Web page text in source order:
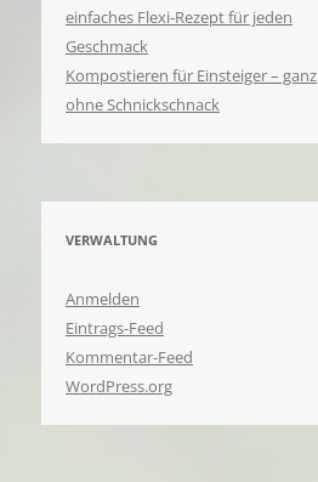
einfaches Flexi-Rezept für jeden
Geschmack
Kompostieren für Einsteiger – ganz
ohne Schnickschnack
VERWALTUNG
Anmelden
Eintrags-Feed
Kommentar-Feed
WordPress.org